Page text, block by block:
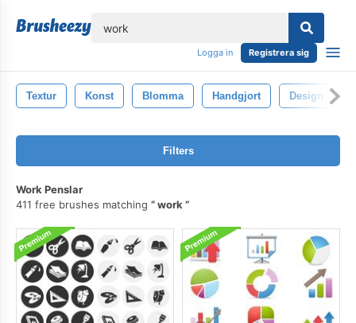
Logga in Registrera sig
Textur Konst Blomma Handgjort Design
Filters
Work Penslar
411 free brushes matching
work